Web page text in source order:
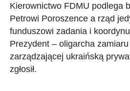
Kierownictwo FDMU podlega
Petrowi Poroszence a rząd
funduszowi zadania i
Prezydent – oligarcha zamiaru
zarządzającej ukraińską
zgłosił.